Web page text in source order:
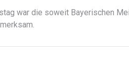
war die soweit Bayerischen